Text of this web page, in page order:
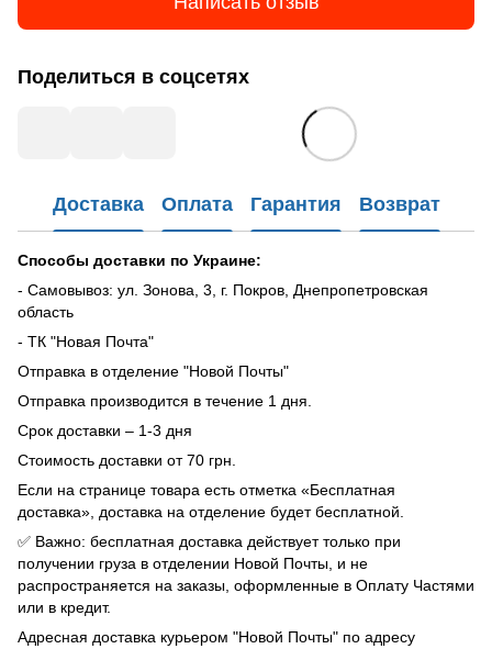
Поделиться в соцсетях
Доставка Оплата Гарантия Возврат
Способы доставки по Украине:
- Самовывоз: ул. Зонова, 3, г. Покров, Днепропетровская
область
- ТК "Новая Почта"
Отправка в отделение "Новой Почты"
Отправка производится в течение 1 дня.
Срок доставки – 1-3 дня
Стоимость доставки от 70 грн.
Если на странице товара есть отметка «Бесплатная
доставка», доставка на отделение будет бесплатной.
✅ Важно: бесплатная доставка действует только при
получении груза в отделении Новой Почты, и не
распространяется на заказы, оформленные в Оплату Частями
или в кредит.
Адресная доставка курьером "Новой Почты" по адресу